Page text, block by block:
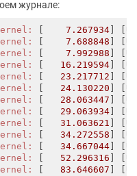
журнале:
[ 7.267934
[ 7.688848
[ 7.992988
16.219594
23.217712
24.130220
28.063447
29.063934
[ 31.063621
[ 34.272558
[ 34.667044
52.296316
[ 83.646607